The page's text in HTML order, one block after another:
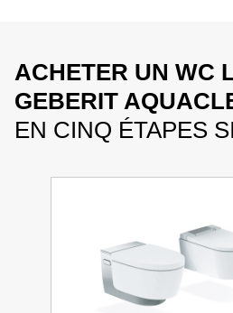
ACHETER UN WC
GEBERIT
EN CINQ ÉTAPES